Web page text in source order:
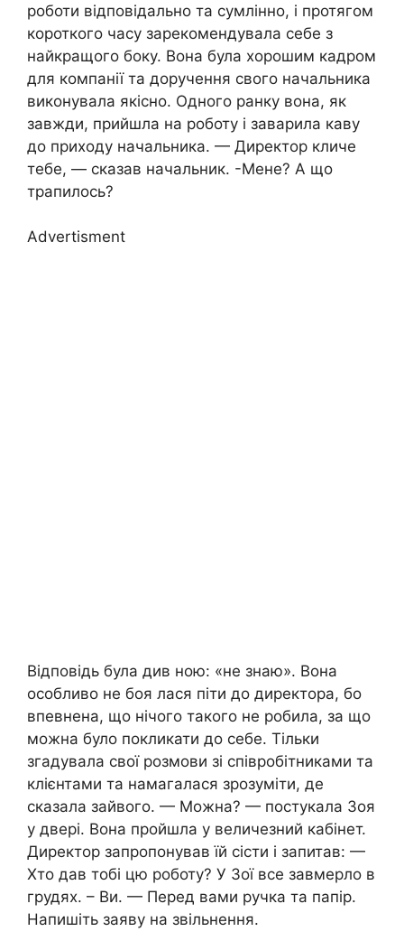
роботи відповідально та сумлінно, і протягом
короткого часу зарекомендувала себе з
найкращого боку. Вона була хорошим кадром
для компанії та доручення свого начальника
виконувала якісно. Одного ранку вона, як
завжди, прийшла на роботу і заварила каву
до приходу начальника. — Директор кличе
тебе, — сказав начальник. -Мене? А що
трапилось?
Advertisment
Відповідь була див ною: «не знаю». Вона
особливо не боя лася піти до директора, бо
впевнена, що нічого такого не робила, за що
можна було покликати до себе. Тільки
згадувала свої розмови зі співробітниками та
клієнтами та намагалася зрозуміти, де
сказала зайвого. — Можна? — постукала Зоя
у двері. Вона пройшла у величезний кабінет.
Директор запропонував їй сісти і запитав: —
Хто дав тобі цю роботу? У Зої все завмерло в
грудях. – Ви. — Перед вами ручка та папір.
Напишіть заяву на звільнення.